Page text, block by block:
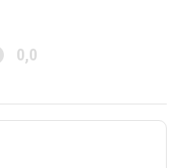
0,0